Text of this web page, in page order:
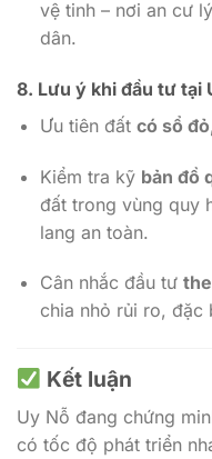
vệ tinh – nơi an cư
dân.
8. Lưu ý khi đầu tư tại
Ưu tiên đất có sổ
Kiểm tra kỹ bản đồ
đất trong vùng quy
lang an toàn.
Cân nhắc đầu tư
chia nhỏ rủi ro,
Kết luận
Uy Nỗ đang chứng
có tốc độ phát triển